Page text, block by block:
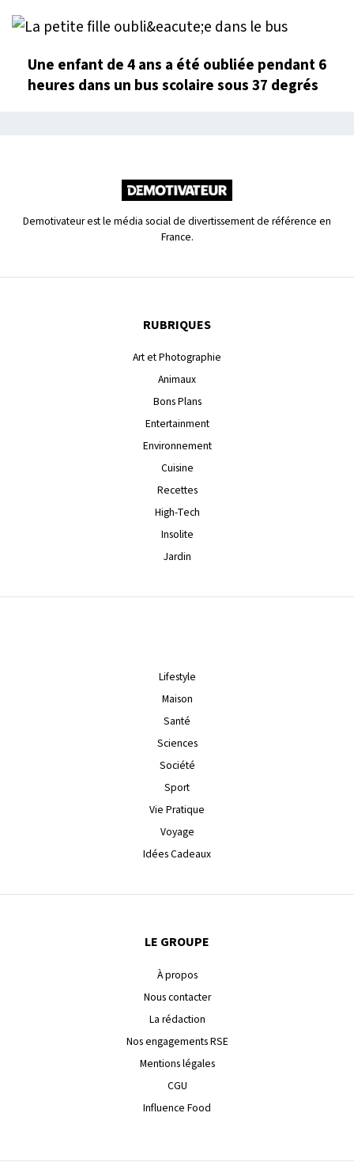
Une enfant de 4 ans a été oubliée pendant 6
heures dans un bus scolaire sous 37 degrés
Demotivateur est le média social de divertissement de référence en
France.
RUBRIQUES
Art et Photographie
Animaux
Bons Plans
Entertainment
Environnement
Cuisine
Recettes
High-Tech
Insolite
Jardin
Lifestyle
Maison
Santé
Sciences
Société
Sport
Vie Pratique
Voyage
Idées Cadeaux
LE GROUPE
À propos
Nous contacter
La rédaction
Nos engagements RSE
Mentions légales
CGU
Influence Food